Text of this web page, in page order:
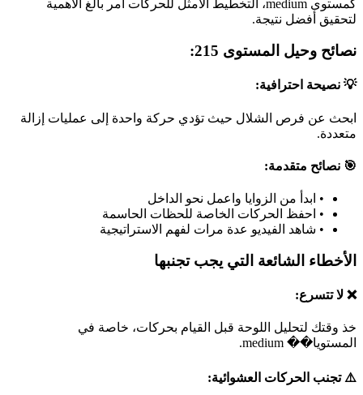
كمستوى medium، التخطيط الأمثل للحركات أمر بالغ الأهمية
لتحقيق أفضل نتيجة.
نصائح وحيل المستوى 215:
💡 نصيحة احترافية:
ابحث عن فرص الشلال حيث تؤدي حركة واحدة إلى عمليات إزالة
متعددة.
🎯 نصائح متقدمة:
• ابدأ من الزوايا واعمل نحو الداخل
• احفظ الحركات الخاصة للحظات الحاسمة
• شاهد الفيديو عدة مرات لفهم الاستراتيجية
الأخطاء الشائعة التي يجب تجنبها
❌ لا تتسرع:
خذ وقتك لتحليل اللوحة قبل القيام بحركات، خاصة في
المستويا�� medium.
⚠️ تجنب الحركات العشوائية: